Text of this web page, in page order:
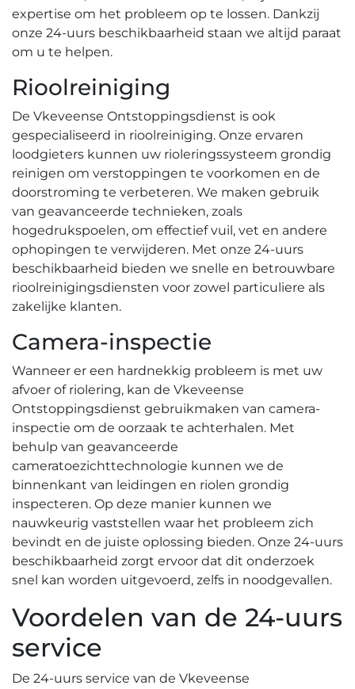
expertise om het probleem op te lossen.​ Dankzij
onze 24-uurs beschikbaarheid staan we altijd paraat
om u te helpen.
Rioolreiniging
De Vkeveense Ontstoppingsdienst is ook
gespecialiseerd in rioolreiniging.​ Onze ervaren
loodgieters kunnen uw rioleringssysteem grondig
reinigen om verstoppingen te voorkomen en de
doorstroming te verbeteren.​ We maken gebruik
van geavanceerde technieken, zoals
hogedrukspoelen, om effectief vuil, vet en andere
ophopingen te verwijderen. Met onze 24-uurs
beschikbaarheid bieden we snelle en betrouwbare
rioolreinigingsdiensten voor zowel particuliere als
zakelijke klanten.​
Camera-inspectie
Wanneer er een hardnekkig probleem is met uw
afvoer of riolering, kan de Vkeveense
Ontstoppingsdienst gebruikmaken van camera-
inspectie om de oorzaak te achterhalen.​ Met
behulp van geavanceerde
cameratoezichttechnologie kunnen we de
binnenkant van leidingen en riolen grondig
inspecteren.​ Op deze manier kunnen we
nauwkeurig vaststellen waar het probleem zich
bevindt en de juiste oplossing bieden. Onze 24-uurs
beschikbaarheid zorgt ervoor dat dit onderzoek
snel kan worden uitgevoerd, zelfs in noodgevallen.​
Voordelen van de 24-uurs
service
De 24-uurs service van de Vkeveense